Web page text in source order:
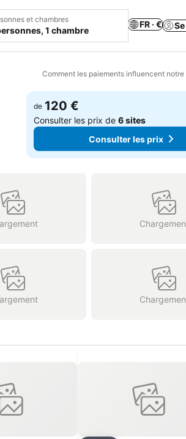
et chambres
1 chambre
FR · €
Comment les paiements influencent
Ajouter à mes favoris
de 120 €
Consulter les prix de6 sites
Consulter les prix